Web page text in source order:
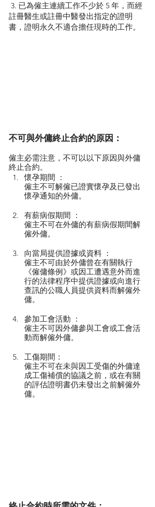
註冊醫生或註冊中醫發出指定的證明
書，證明永久不適合擔任現時的工作。
不可與外傭終止合約的原因：
僱主必需注意，不可以以下原因與外傭
終止合約。
懷孕期間 ：
僱主不可解僱已證實懷孕及已發出
懷孕通知的外傭。
有薪病假期間 ：
僱主不可在外傭的有薪病假期間解
僱外傭。
向當局提供證據或資料 ：
僱主不可由於外傭曾在有關執行
《僱傭條例》或因工遭遇意外而進
行的法律程序中提供證據或向進行
查訊的公職人員提供資料而解僱外
傭。
參加工會活動 ：
僱主不可因外傭參與工會或工會活
動而解僱外傭。
工傷期間：
僱主不可在未與因工受傷的外傭達
成工傷補償的協議之前，或在有關
的評估證明書仍未發出之前解僱外
傭。